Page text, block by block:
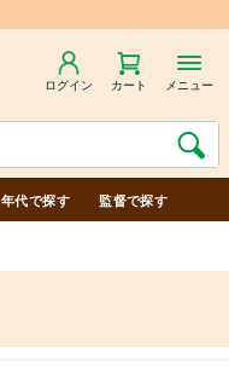
ログイン カート メニュー
年代で探す 監督で探す